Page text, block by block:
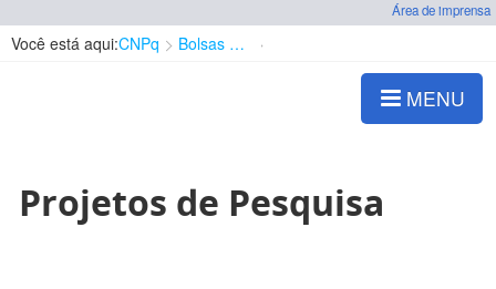
Área de imprensa
Você está aqui:CNPq Bolsas e Auxílios Vigentes
MENU
Projetos de Pesquisa